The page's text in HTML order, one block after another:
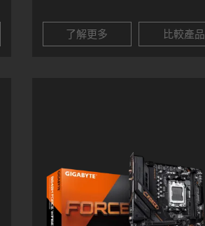
了解更多 比較產品